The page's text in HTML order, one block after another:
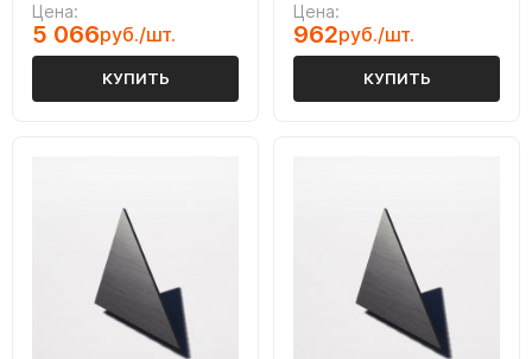
Цена:
5 066руб./шт.
КУПИТЬ
Цена:
962руб./шт.
КУПИТЬ